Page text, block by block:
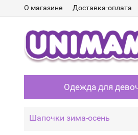
О магазине Доставка-оплата
Одежда для
Шапочки зима-осень